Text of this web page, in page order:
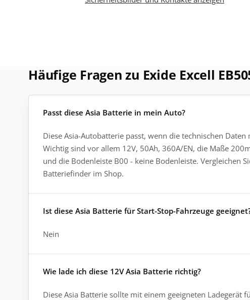
Häufige Fragen zu Exide Excell
Passt diese Asia Batterie in mein Auto?
Diese Asia-Autobatterie passt, wenn die technischen
Wichtig sind vor allem 12V, 50Ah, 360A/EN, die Maße
und die Bodenleiste B00 - keine Bodenleiste. Vergleichen
Batteriefinder im Shop.
Ist diese Asia Batterie für Start-Stop-Fahrzeuge
Nein
Wie lade ich diese 12V Asia Batterie richtig?
Diese Asia Batterie sollte mit einem geeigneten Ladegerät